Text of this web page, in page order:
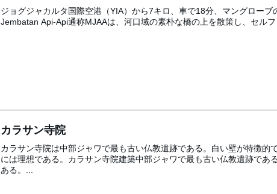
ジョグジャカルタ国際空港（YIA）から7キロ、車で18分、マングロー
Jembatan Api-Api通称MJAAは、河口域の素朴な橋の上を散策し、セル
カラサン寺院
カラサン寺院は中部ジャワで最も古い仏教遺跡である。白い壁が特徴
には理想である。カラサン寺院建築中部ジャワで最も古い仏教遺跡で
ある。...